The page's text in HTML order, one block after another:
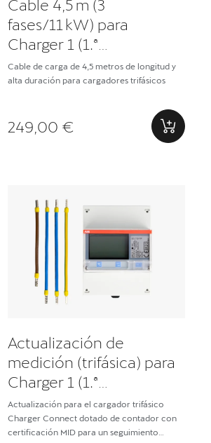
Cable 4,5 m (3
fases/11 kW) para
Charger 1 (1.ª
generación)
Cable de carga de 4,5 metros de longitud y
alta duración para cargadores trifásicos
249,00 €
Actualización de
medición (trifásica) para
Charger 1 (1.ª
generación)
Actualización para el cargador trifásico
Charger Connect dotado de contador con
certificación MID para un seguimiento